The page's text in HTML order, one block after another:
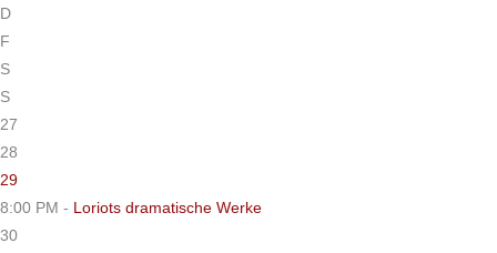
D
F
S
S
27
28
29
8:00 PM - Loriots dramatische Werke
30